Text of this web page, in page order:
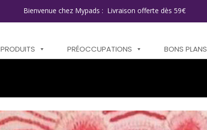
Bienvenue chez Mypads : Livraison offerte dès 59€
PRODUITS PRÉOCCUPATIONS BONS PLANS